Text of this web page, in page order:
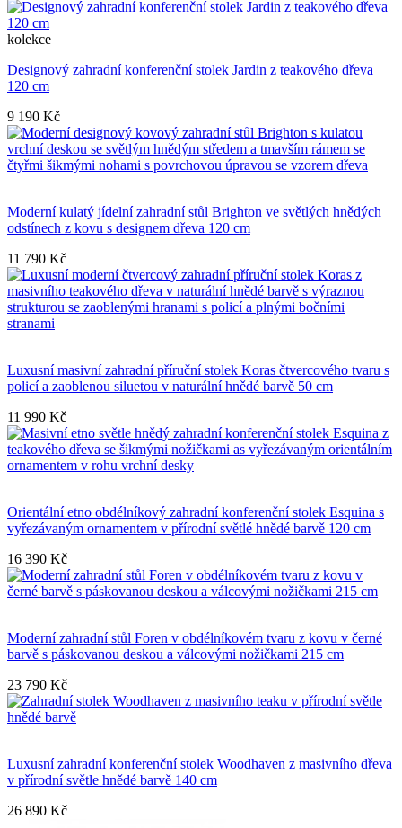
kolekce
Designový zahradní konferenční stolek Jardin z teakového dřeva
120 cm
9 190 Kč
Moderní kulatý jídelní zahradní stůl Brighton ve světlých hnědých
odstínech z kovu s designem dřeva 120 cm
11 790 Kč
Luxusní masivní zahradní příruční stolek Koras čtvercového tvaru s
policí a zaoblenou siluetou v naturální hnědé barvě 50 cm
11 990 Kč
Orientální etno obdélníkový zahradní konferenční stolek Esquina s
vyřezávaným ornamentem v přírodní světlé hnědé barvě 120 cm
16 390 Kč
Moderní zahradní stůl Foren v obdélníkovém tvaru z kovu v černé
barvě s páskovanou deskou a válcovými nožičkami 215 cm
23 790 Kč
Luxusní zahradní konferenční stolek Woodhaven z masivního dřeva
v přírodní světle hnědé barvě 140 cm
26 890 Kč